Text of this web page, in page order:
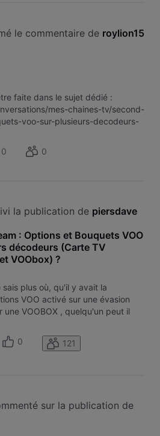
le commentaire de roylion15
faite dans le sujet dédié :
mes-chaines-tv/second-
voo-sur-plusieurs-decodeurs-
merci .
0 0
la publication de piersdave
: Options et Bouquets VOO
décodeurs (Carte TV
VOObox) ?
sais plus où, qu'il y avait la
VOO activé sur une évasion
une VOOBOX , quelqu'un peut il
0 121
sur la publication de